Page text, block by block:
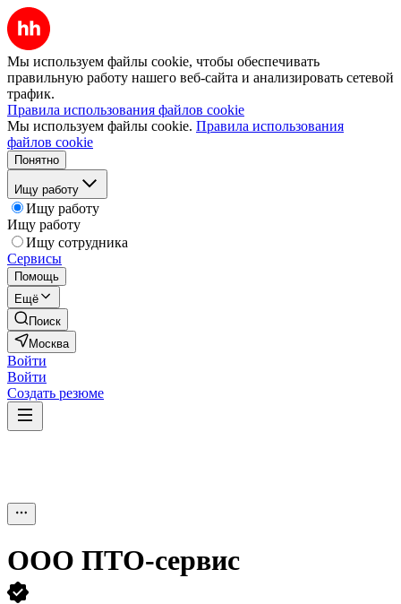
Мы используем файлы cookie, чтобы обеспечивать
правильную работу нашего веб-сайта и анализировать сетевой
трафик.
Правила использования файлов cookie
Мы используем файлы cookie. Правила использования
файлов cookie
Понятно
Ищу работу
Ищу работу
Ищу работу
Ищу сотрудника
Сервисы
Помощь
Ещё
Поиск
Москва
Войти
Войти
Создать резюме
ООО ПТО-сервис